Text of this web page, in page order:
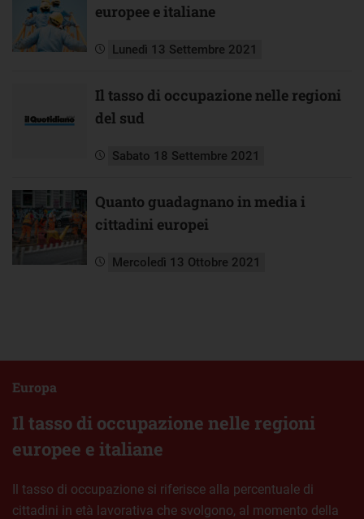
europee e italiane
Lunedì 13 Settembre 2021
Il tasso di occupazione nelle regioni
del sud
Sabato 18 Settembre 2021
Quanto guadagnano in media i
cittadini europei
Mercoledì 13 Ottobre 2021
Il tasso di occupazione nelle regioni
europee e italiane
Europa
Il tasso di occupazione si riferisce alla percentuale di
cittadini in età lavorativa che svolgono, al momento della